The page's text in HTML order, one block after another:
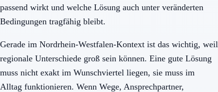
passend wirkt und welche Lösung auch unter veränderten
Bedingungen tragfähig bleibt.
Gerade im Nordrhein-Westfalen-Kontext ist das wichtig, weil
regionale Unterschiede groß sein können. Eine gute Lösung
muss nicht exakt im Wunschviertel liegen, sie muss im
Alltag funktionieren. Wenn Wege, Ansprechpartner,